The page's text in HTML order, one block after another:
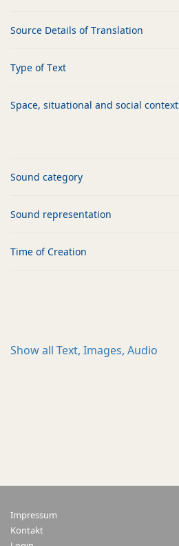
Source Details of Translation
Type of Text
Space, situational and social context
Sound category
Sound representation
Time of Creation
Show all Text, Images, Audio
Impressum
Kontakt